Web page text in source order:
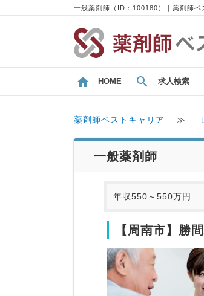
一般薬剤師（ID：100180）｜薬剤師ベ
HOME 求人検索
薬剤師ベストキャリア ≫
一般薬剤師
年収550～550万円
【周南市】勝